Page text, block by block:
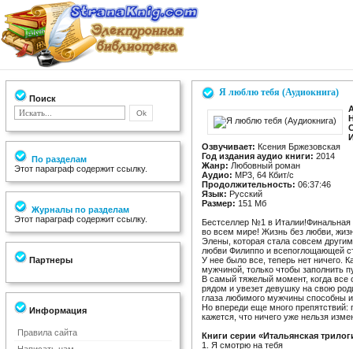
Поиск
По разделам
Этот параграф содержит ссылку.
Журналы по разделам
Этот параграф содержит ссылку.
Партнеры
Информация
Правила сайта
Я люблю тебя (Аудиокнига)
Озвучивает: Ксения Бржезовская
Год издания аудио книги: 2014
Жанр: Любовный роман
Аудио: MP3, 64 Кбит/с
Продолжительность: 06:37:46
Язык: Русский
Размер: 151 Мб
Бестселлер №1 в Италии!Финальная
во всем мире! Жизнь без любви,
Элены, которая стала совсем
любви Филиппо и всепоглощающей
У нее было все, теперь нет ничего.
мужчиной, только чтобы заполнить
В самый тяжелый момент, когда все
рядом и увезет девушку на свою
глаза любимого мужчины способны
Но впереди еще много препятствий:
кажется, что ничего уже нельзя
Книги серии «Итальянская
1. Я смотрю на тебя